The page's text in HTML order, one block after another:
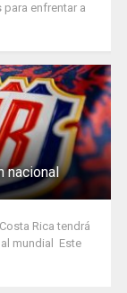
enfrentar a
nacional
Rica tendrá
mundial Este